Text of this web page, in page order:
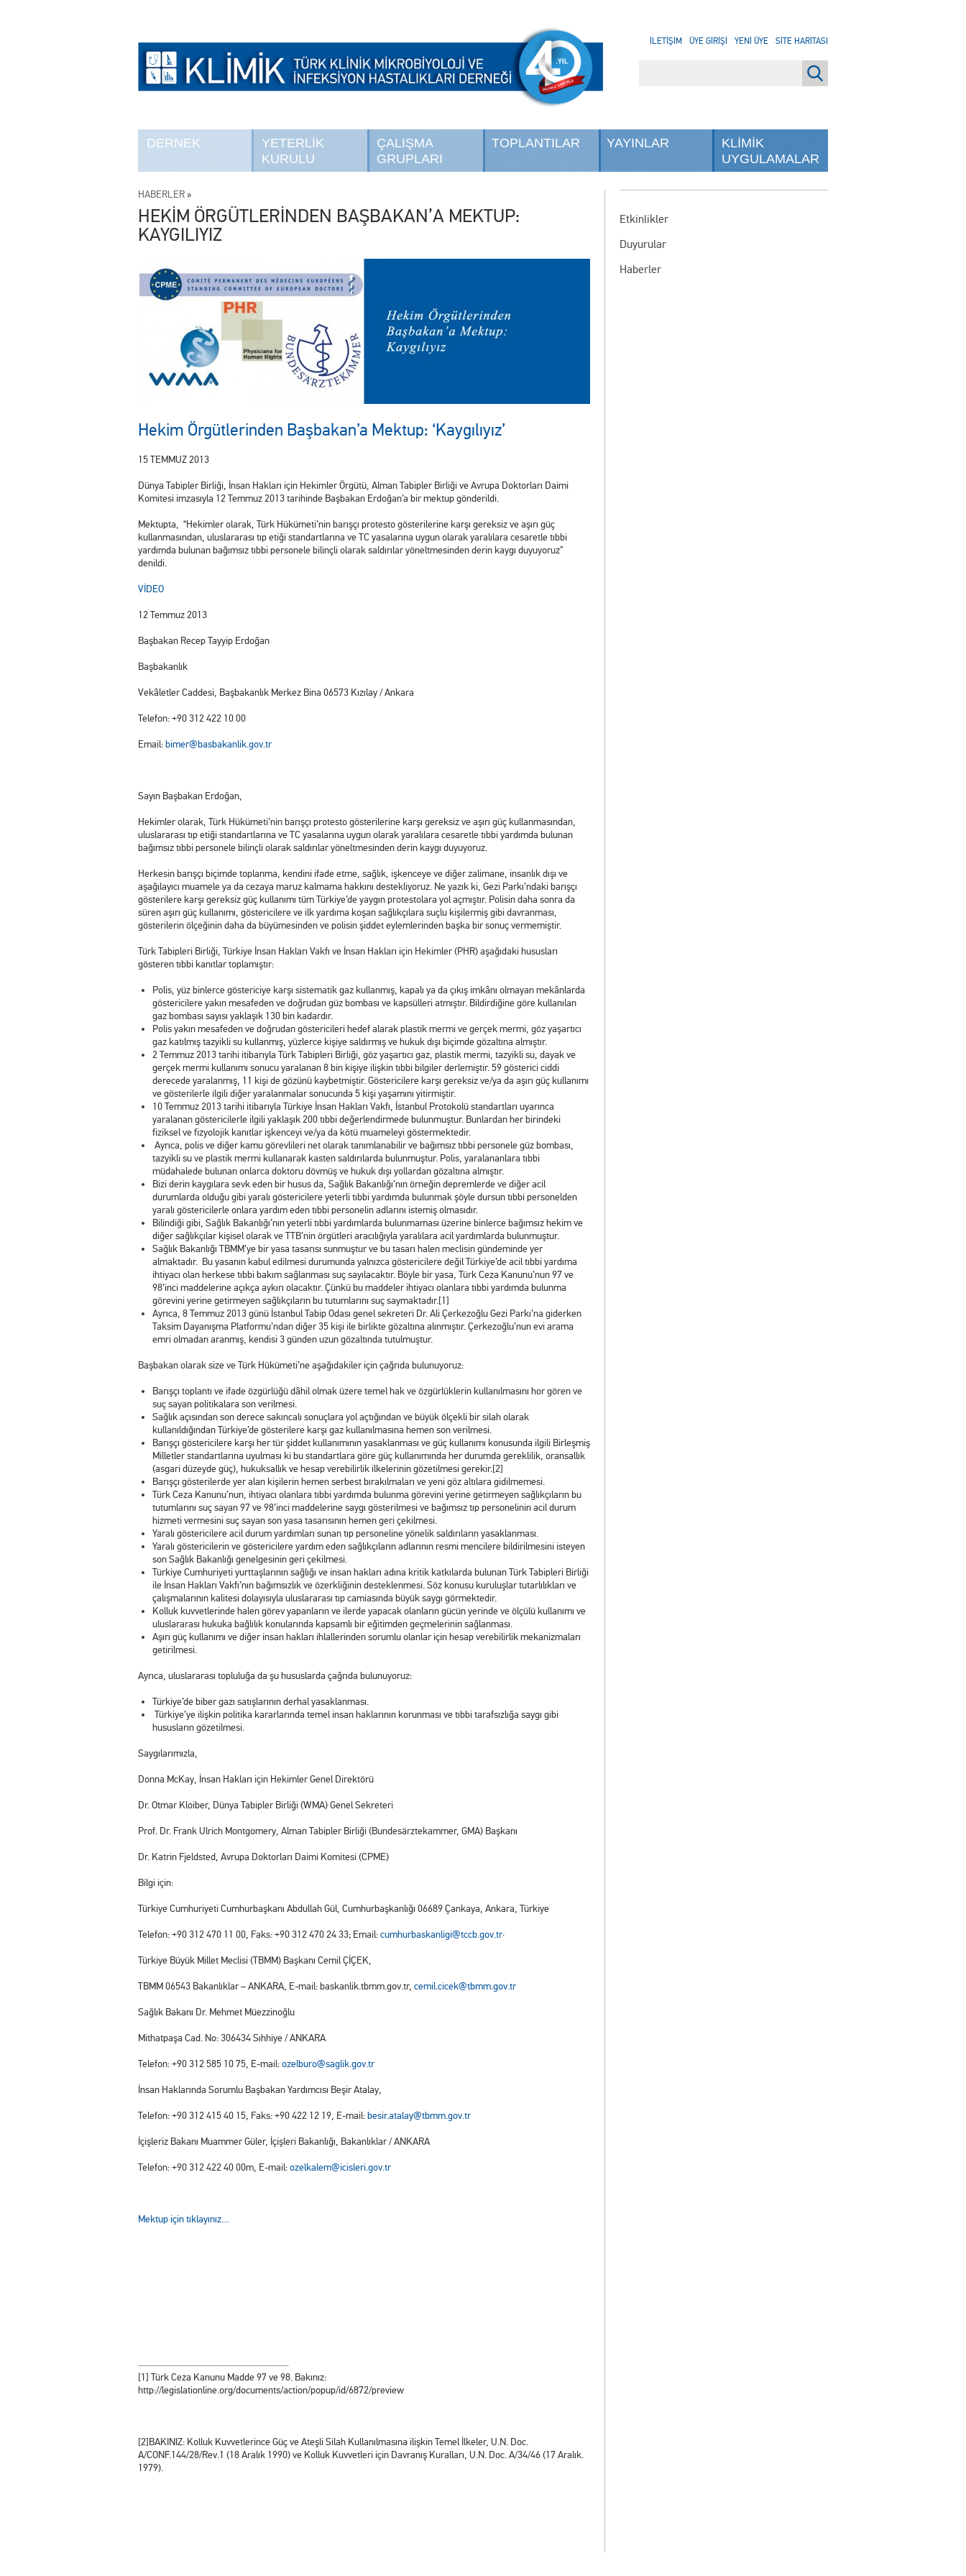
DERNEK
YETERLİK
KURULU
ÇALIŞMA
GRUPLARI
TOPLANTILAR YAYINLAR
KLİMİK
UYGULAMALAR
İLETİŞİM ÜYE GİRİŞİ YENİ ÜYE SİTE HARİTASI
Etkinlikler
Duyurular
Haberler
HABERLER »
HEKİM ÖRGÜTLERİNDEN BAŞBAKAN’A MEKTUP:
KAYGILIYIZ
Hekim Örgütlerinden Başbakan’a Mektup: ‘Kaygılıyız’
15 TEMMUZ 2013
Dünya Tabipler Birliği, İnsan Hakları için Hekimler Örgütü, Alman Tabipler Birliği ve Avrupa Doktorları Daimi
Komitesi imzasıyla 12 Temmuz 2013 tarihinde Başbakan Erdoğan’a bir mektup gönderildi.
Mektupta, “Hekimler olarak, Türk Hükümeti’nin barışçı protesto gösterilerine karşı gereksiz ve aşırı güç
kullanmasından, uluslararası tıp etiği standartlarına ve TC yasalarına uygun olarak yaralılara cesaretle tıbbi
yardımda bulunan bağımsız tıbbi personele bilinçli olarak saldırılar yöneltmesinden derin kaygı duyuyoruz”
denildi.
VİDEO
12 Temmuz 2013
Başbakan Recep Tayyip Erdoğan
Başbakanlık
Vekâletler Caddesi, Başbakanlık Merkez Bina 06573 Kızılay / Ankara
Telefon: +90 312 422 10 00
Email:bimer@basbakanlik.gov.tr
Sayın Başbakan Erdoğan,
Hekimler olarak, Türk Hükümeti’nin barışçı protesto gösterilerine karşı gereksiz ve aşırı güç kullanmasından,
uluslararası tıp etiği standartlarına ve TC yasalarına uygun olarak yaralılara cesaretle tıbbi yardımda bulunan
bağımsız tıbbi personele bilinçli olarak saldırılar yöneltmesinden derin kaygı duyuyoruz.
Herkesin barışçı biçimde toplanma, kendini ifade etme, sağlık, işkenceye ve diğer zalimane, insanlık dışı ve
aşağılayıcı muamele ya da cezaya maruz kalmama hakkını destekliyoruz. Ne yazık ki, Gezi Parkı’ndaki barışçı
gösterilere karşı gereksiz güç kullanımı tüm Türkiye’de yaygın protestolara yol açmıştır. Polisin daha sonra da
süren aşırı güç kullanımı, göstericilere ve ilk yardıma koşan sağlıkçılara suçlu kişilermiş gibi davranması,
gösterilerin ölçeğinin daha da büyümesinden ve polisin şiddet eylemlerinden başka bir sonuç vermemiştir.
Türk Tabipleri Birliği, Türkiye İnsan Hakları Vakfı ve İnsan Hakları için Hekimler (PHR) aşağıdaki hususları
gösteren tıbbi kanıtlar toplamıştır:
Polis, yüz binlerce göstericiye karşı sistematik gaz kullanmış, kapalı ya da çıkış imkânı olmayan mekânlarda
göstericilere yakın mesafeden ve doğrudan güz bombası ve kapsülleri atmıştır. Bildirdiğine göre kullanılan
gaz bombası sayısı yaklaşık 130 bin kadardır.
Polis yakın mesafeden ve doğrudan göstericileri hedef alarak plastik mermi ve gerçek mermi, göz yaşartıcı
gaz katılmış tazyikli su kullanmış, yüzlerce kişiye saldırmış ve hukuk dışı biçimde gözaltına almıştır.
2 Temmuz 2013 tarihi itibarıyla Türk Tabipleri Birliği, göz yaşartıcı gaz, plastik mermi, tazyikli su, dayak ve
gerçek mermi kullanımı sonucu yaralanan 8 bin kişiye ilişkin tıbbi bilgiler derlemiştir. 59 gösterici ciddi
derecede yaralanmış, 11 kişi de gözünü kaybetmiştir. Göstericilere karşı gereksiz ve/ya da aşırı güç kullanımı
ve gösterilerle ilgili diğer yaralanmalar sonucunda 5 kişi yaşamını yitirmiştir.
10 Temmuz 2013 tarihi itibarıyla Türkiye İnsan Hakları Vakfı, İstanbul Protokolü standartları uyarınca
yaralanan göstericilerle ilgili yaklaşık 200 tıbbi değerlendirmede bulunmuştur. Bunlardan her birindeki
fiziksel ve fizyolojik kanıtlar işkenceyi ve/ya da kötü muameleyi göstermektedir.
Ayrıca, polis ve diğer kamu görevlileri net olarak tanımlanabilir ve bağımsız tıbbi personele güz bombası,
tazyikli su ve plastik mermi kullanarak kasten saldırılarda bulunmuştur. Polis, yaralananlara tıbbi
müdahalede bulunan onlarca doktoru dövmüş ve hukuk dışı yollardan gözaltına almıştır.
Bizi derin kaygılara sevk eden bir husus da, Sağlık Bakanlığı’nın örneğin depremlerde ve diğer acil
durumlarda olduğu gibi yaralı göstericilere yeterli tıbbi yardımda bulunmak şöyle dursun tıbbi personelden
yaralı göstericilerle onlara yardım eden tıbbi personelin adlarını istemiş olmasıdır.
Bilindiği gibi, Sağlık Bakanlığı’nın yeterli tıbbi yardımlarda bulunmaması üzerine binlerce bağımsız hekim ve
diğer sağlıkçılar kişisel olarak ve TTB’nin örgütleri aracılığıyla yaralılara acil yardımlarda bulunmuştur.
Sağlık Bakanlığı TBMM’ye bir yasa tasarısı sunmuştur ve bu tasarı halen meclisin gündeminde yer
almaktadır. Bu yasanın kabul edilmesi durumunda yalnızca göstericilere değil Türkiye’de acil tıbbi yardıma
ihtiyacı olan herkese tıbbi bakım sağlanması suç sayılacaktır. Böyle bir yasa, Türk Ceza Kanunu’nun 97 ve
98’inci maddelerine açıkça aykırı olacaktır. Çünkü bu maddeler ihtiyacı olanlara tıbbi yardımda bulunma
görevini yerine getirmeyen sağlıkçıların bu tutumlarını suç saymaktadır.[1]
Ayrıca, 8 Temmuz 2013 günü İstanbul Tabip Odası genel sekreteri Dr. Ali Çerkezoğlu Gezi Parkı’na giderken
Taksim Dayanışma Platformu’ndan diğer 35 kişi ile birlikte gözaltına alınmıştır. Çerkezoğlu’nun evi arama
emri olmadan aranmış, kendisi 3 günden uzun gözaltında tutulmuştur.
Başbakan olarak size ve Türk Hükümeti’ne aşağıdakiler için çağrıda bulunuyoruz:
Barışçı toplantı ve ifade özgürlüğü dâhil olmak üzere temel hak ve özgürlüklerin kullanılmasını hor gören ve
suç sayan politikalara son verilmesi.
Sağlık açısından son derece sakıncalı sonuçlara yol açtığından ve büyük ölçekli bir silah olarak
kullanıldığından Türkiye’de gösterilere karşı gaz kullanılmasına hemen son verilmesi.
Barışçı göstericilere karşı her tür şiddet kullanımının yasaklanması ve güç kullanımı konusunda ilgili Birleşmiş
Milletler standartlarına uyulması ki bu standartlara göre güç kullanımında her durumda gereklilik, oransallık
(asgari düzeyde güç), hukuksallık ve hesap verebilirlik ilkelerinin gözetilmesi gerekir.[2]
Barışçı gösterilerde yer alan kişilerin hemen serbest bırakılmaları ve yeni göz altılara gidilmemesi.
Türk Ceza Kanunu’nun, ihtiyacı olanlara tıbbi yardımda bulunma görevini yerine getirmeyen sağlıkçıların bu
tutumlarını suç sayan 97 ve 98’inci maddelerine saygı gösterilmesi ve bağımsız tıp personelinin acil durum
hizmeti vermesini suç sayan son yasa tasarısının hemen geri çekilmesi.
Yaralı göstericilere acil durum yardımları sunan tıp personeline yönelik saldırıların yasaklanması.
Yaralı göstericilerin ve göstericilere yardım eden sağlıkçıların adlarının resmi mencilere bildirilmesini isteyen
son Sağlık Bakanlığı genelgesinin geri çekilmesi.
Türkiye Cumhuriyeti yurttaşlarının sağlığı ve insan hakları adına kritik katkılarda bulunan Türk Tabipleri Birliği
ile İnsan Hakları Vakfı’nın bağımsızlık ve özerkliğinin desteklenmesi. Söz konusu kuruluşlar tutarlılıkları ve
çalışmalarının kalitesi dolayısıyla uluslararası tıp camiasında büyük saygı görmektedir.
Kolluk kuvvetlerinde halen görev yapanların ve ilerde yapacak olanların gücün yerinde ve ölçülü kullanımı ve
uluslararası hukuka bağlılık konularında kapsamlı bir eğitimden geçmelerinin sağlanması.
Aşırı güç kullanımı ve diğer insan hakları ihlallerinden sorumlu olanlar için hesap verebilirlik mekanizmaları
getirilmesi.
Ayrıca, uluslararası topluluğa da şu hususlarda çağrıda bulunuyoruz:
Türkiye’de biber gazı satışlarının derhal yasaklanması.
Türkiye’ye ilişkin politika kararlarında temel insan haklarının korunması ve tıbbi tarafsızlığa saygı gibi
hususların gözetilmesi.
Saygılarımızla,
Donna McKay, İnsan Hakları için Hekimler Genel Direktörü
Dr. Otmar Kloiber, Dünya Tabipler Birliği (WMA) Genel Sekreteri
Prof. Dr. Frank Ulrich Montgomery, Alman Tabipler Birliği (Bundesärztekammer, GMA) Başkanı
Dr. Katrin Fjeldsted, Avrupa Doktorları Daimi Komitesi (CPME)
Bilgi için:
Türkiye Cumhuriyeti Cumhurbaşkanı Abdullah Gül, Cumhurbaşkanlığı 06689 Çankaya, Ankara, Türkiye
Telefon: +90 312 470 11 00, Faks: +90 312 470 24 33; Email:cumhurbaskanligi@tccb.gov.tr·
Türkiye Büyük Millet Meclisi (TBMM) Başkanı Cemil ÇİÇEK,
TBMM 06543 Bakanlıklar – ANKARA, E-mail: baskanlik.tbmm.gov.tr, cemil.cicek@tbmm.gov.tr
Sağlık Bakanı Dr. Mehmet Müezzinoğlu
Mithatpaşa Cad. No: 306434 Sıhhiye / ANKARA
Telefon: +90 312 585 10 75, E-mail:ozelburo@saglik.gov.tr
İnsan Haklarında Sorumlu Başbakan Yardımcısı Beşir Atalay,
Telefon: +90 312 415 40 15, Faks: +90 422 12 19, E-mail:besir.atalay@tbmm.gov.tr
İçişleriz Bakanı Muammer Güler, İçişleri Bakanlığı, Bakanlıklar / ANKARA
Telefon: +90 312 422 40 00m, E-mail:ozelkalem@icisleri.gov.tr
Mektup için tıklayınız…
[1] Türk Ceza Kanunu Madde 97 ve 98. Bakınız:
http://legislationline.org/documents/action/popup/id/6872/preview
[2]BAKINIZ: Kolluk Kuvvetlerince Güç ve Ateşli Silah Kullanılmasına ilişkin Temel İlkeler, U.N. Doc.
A/CONF.144/28/Rev.1 (18 Aralık 1990) ve Kolluk Kuvvetleri için Davranış Kuralları, U.N. Doc. A/34/46 (17 Aralık.
1979).